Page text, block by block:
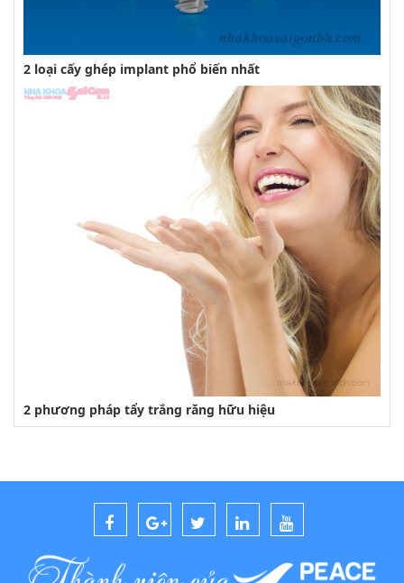
2 loại cấy ghép implant phổ biến nhất
2 phương pháp tẩy trắng răng hữu hiệu